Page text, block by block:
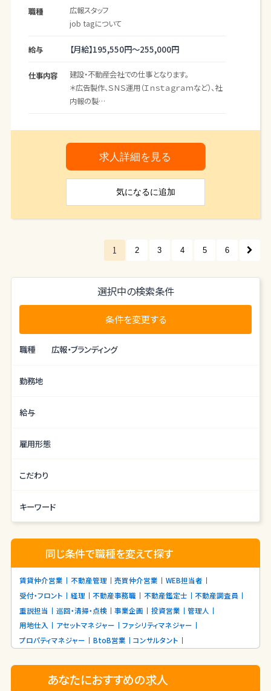
職種
広報スタッフ
job tagについて
給与 【月給】195,550円～255,000円
仕事内容
建設・不動産会社での仕事となります。
＊広告製作、ＳＮＳ運用（Ｉｎｓｔａｇｒａｍなど）、社
内報の製
集作業などのほ
か、社内の基幹アプリ等の保守管理についてもお
任せします。
＊大型の構造物などの素材撮りの場合、無人航空
機を使用しての撮
影となることもあります。この為、３０ｍ上空でのド
ローンの赤緑
の視力が必要とな
ります。（※専用資格不要）
※社用車使用：軽ワゴン（ＡＴ車）
求人詳細を見る
気になるに追加
1 2 3 4 5 6
選択中の検索条件
条件を変更する
職種 広報・ブランディング
勤務地
給与
雇用形態
こだわり
キーワード
同じ条件で職種を変えて探す
賃貸仲介営業 不動産管理 売買仲介営業
WEB担当者
受付・フロント
経理 不動産事務職 不動産鑑定士
不動産調査員
重説担当
巡回・清掃・点検 事業企画 投資営業
管理人
用地仕入
アセットマネジャー
ファシリティマネジャー
プロパティマネジャー
BtoB営業 コンサルタント
あなたにおすすめの求人